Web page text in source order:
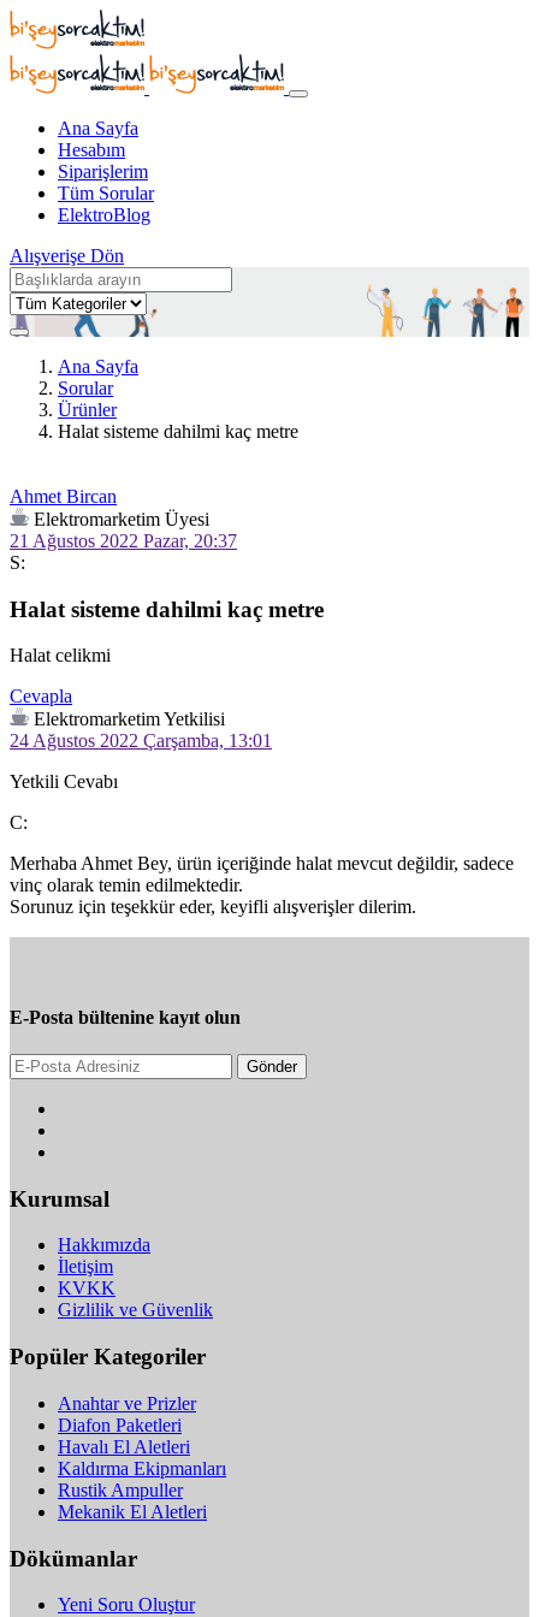
Ana Sayfa
Hesabım
Siparişlerim
Tüm Sorular
ElektroBlog
Alışverişe Dön
Ana Sayfa
Sorular
Ürünler
Halat sisteme dahilmi kaç metre
Ahmet Bircan
Elektromarketim Üyesi
21 Ağustos 2022 Pazar, 20:37
S:
Halat sisteme dahilmi kaç metre
Halat celikmi
Cevapla
Elektromarketim Yetkilisi
24 Ağustos 2022 Çarşamba, 13:01
Yetkili Cevabı
C:
Merhaba Ahmet Bey, ürün içeriğinde halat mevcut değildir, sadece
vinç olarak temin edilmektedir.
Sorunuz için teşekkür eder, keyifli alışverişler dilerim.
E-Posta bültenine kayıt olun
Gönder
Kurumsal
Hakkımızda
İletişim
KVKK
Gizlilik ve Güvenlik
Popüler Kategoriler
Anahtar ve Prizler
Diafon Paketleri
Havalı El Aletleri
Kaldırma Ekipmanları
Rustik Ampuller
Mekanik El Aletleri
Dökümanlar
Yeni Soru Oluştur